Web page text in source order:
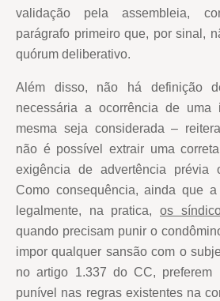
validação pela assembleia,
parágrafo primeiro que, por sinal,
quórum deliberativo.
Além disso, não há definição
necessária a ocorrência de uma
mesma seja considerada –
não é possível extrair uma
exigência de advertência prévia
Como consequência, ainda que
legalmente, na pratica, os
quando precisam punir o
impor qualquer sansão com o
no artigo 1.337 do CC, preferem
punível nas regras existentes na